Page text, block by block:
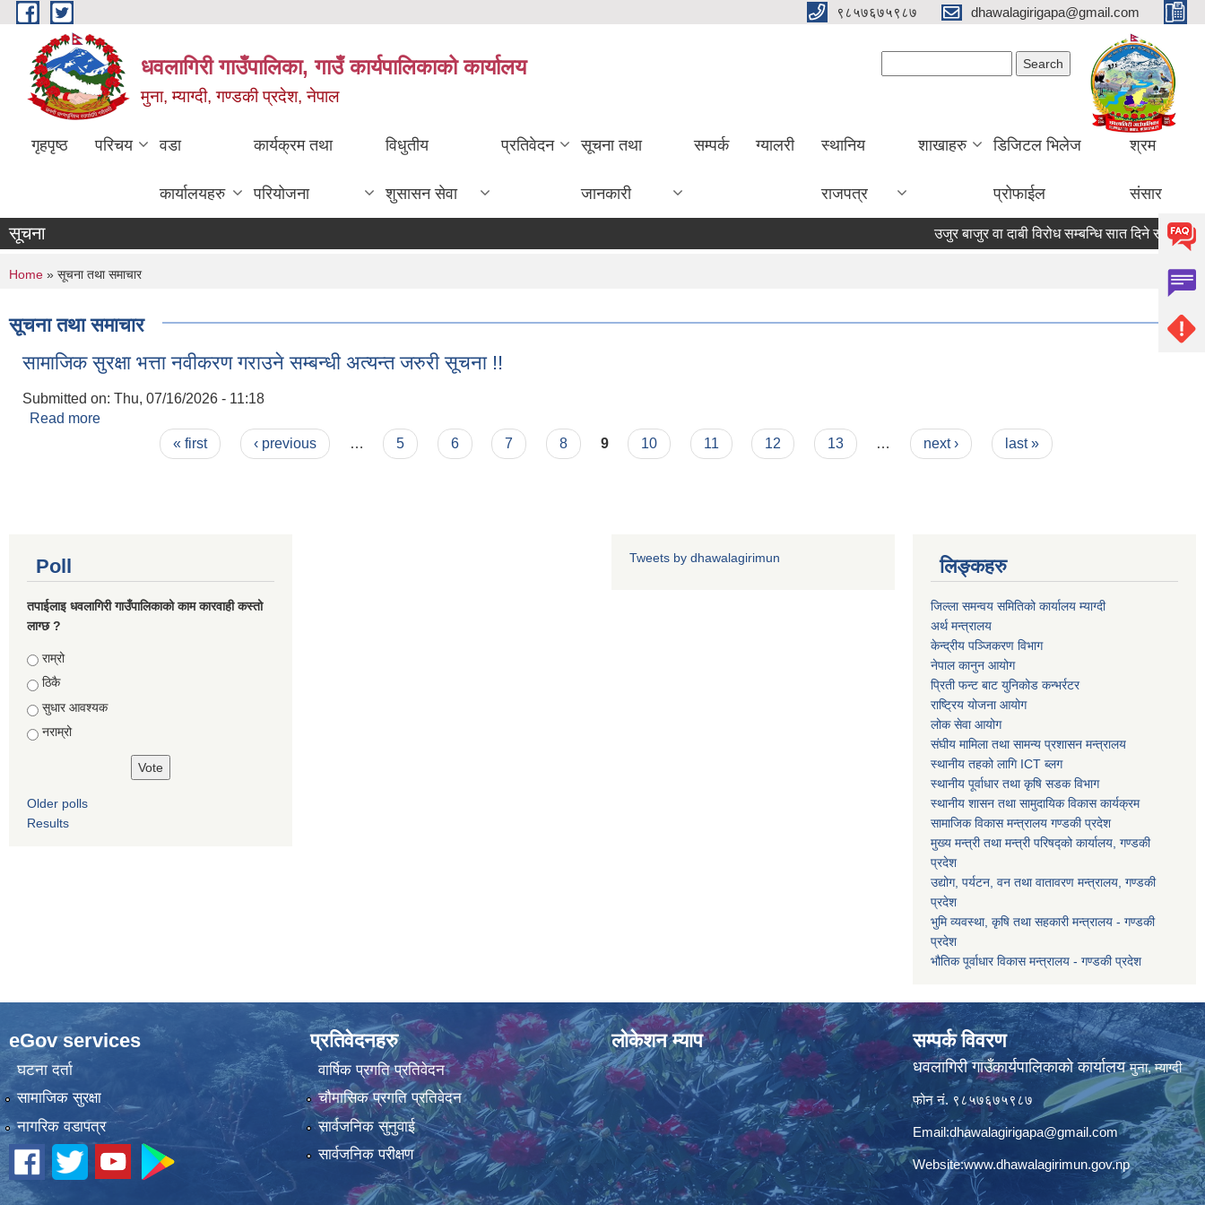
Skip to main content ९८५७६७५९८७ dhawalagirigapa@gmail.com
धवलागिरी गाउँपालिका, गाउँ कार्यपालिकाको कार्यालय
मुना, म्याग्दी, गण्डकी प्रदेश, नेपाल
गृहपृष्ठ परिचय वडा
कार्यालयहरु
कार्यक्रम तथा
परियोजना
विधुतीय
शुसासन सेवा
प्रतिवेदन सूचना तथा
जानकारी
सम्पर्क ग्यालरी स्थानिय
राजपत्र
शाखाहरु डिजिटल भिलेज
प्रोफाईल
श्रम
संसार
सूचना उजुर बाजुर वा दाबी विरोध सम्बन्धि सात दिने सूचना
You are here
Home » सूचना तथा समाचार
सूचना तथा समाचार
सामाजिक सुरक्षा भत्ता नवीकरण गराउने सम्बन्धी अत्यन्त जरुरी सूचना !!
Submitted on: Thu, 07/16/2026 - 11:18
Read more
« first ‹ previous … 5 6 7 8 9 10 11 12 13 … next › last »
Poll
तपाईलाइ धवलागिरी गाउँपालिकाको काम कारवाही कस्तो
लाग्छ ?
Choices
राम्रो
ठिकै
सुधार आवश्यक
नराम्रो
Older polls
Results
Tweets by dhawalagirimun लिङ्कहरु
जिल्ला समन्वय समितिको कार्यालय म्याग्दी
अर्थ मन्त्रालय
केन्द्रीय पञ्जिकरण विभाग
नेपाल कानुन आयोग
प्रिती फन्ट बाट युनिकोड कन्भर्रटर
राष्ट्रिय योजना आयोग
लोक सेवा आयोग
संघीय मामिला तथा सामन्य प्रशासन मन्त्रालय
स्थानीय तहको लागि ICT ब्लग
स्थानीय पूर्वाधार तथा कृषि सडक विभाग
स्थानीय शासन तथा सामुदायिक विकास कार्यक्रम
सामाजिक विकास मन्त्रालय गण्डकी प्रदेश
मुख्य मन्त्री तथा मन्त्री परिषद्को कार्यालय, गण्डकी
प्रदेश
उद्योग, पर्यटन, वन तथा वातावरण मन्त्रालय, गण्डकी
प्रदेश
भुमि व्यवस्था, कृषि तथा सहकारी मन्त्रालय - गण्डकी
प्रदेश
भौतिक पूर्वाधार विकास मन्त्रालय - गण्डकी प्रदेश
eGov services
घटना दर्ता
सामाजिक सुरक्षा
नागरिक वडापत्र
प्रतिवेदनहरु
वार्षिक प्रगति प्रतिवेदन
चौमासिक प्रगति प्रतिवेदन
सार्वजनिक सुनुवाई
सार्वजनिक परीक्षण
लोकेशन म्याप सम्पर्क विवरण
धवलागिरी गाउँकार्यपालिकाको कार्यालयमुना, म्याग्दी
फोन नं. ९८५७६७५९८७
Email:dhawalagirigapa@gmail.com
Website:www.dhawalagirimun.gov.np